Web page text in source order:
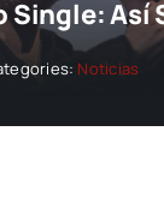
Single: Así
Noticias